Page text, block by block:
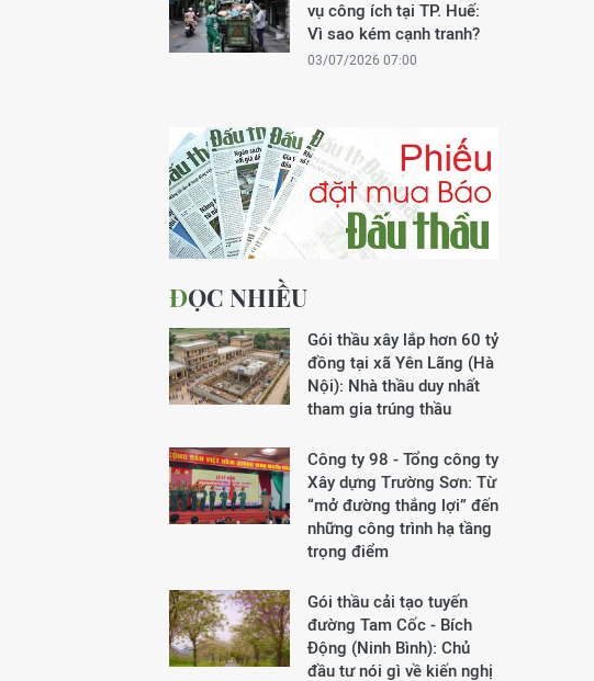
vụ công ích tại TP. Huế:
Vì sao kém cạnh tranh?
03/07/2026 07:00
ĐỌC NHIỀU
Gói thầu xây lắp hơn 60 tỷ
đồng tại xã Yên Lãng (Hà
Nội): Nhà thầu duy nhất
tham gia trúng thầu
Công ty 98 - Tổng công ty
Xây dựng Trường Sơn: Từ
“mở đường thắng lợi” đến
những công trình hạ tầng
trọng điểm
Gói thầu cải tạo tuyến
đường Tam Cốc - Bích
Động (Ninh Bình): Chủ
đầu tư nói gì về kiến nghị